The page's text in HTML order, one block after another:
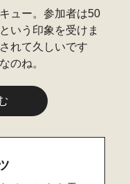
ュー。参加者は50
いう印象を受けま
れて久しいです
のね。